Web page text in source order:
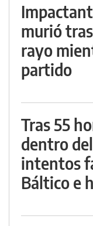
murió
rayo
partido
Tras 55
dentro
intentos
Báltico e